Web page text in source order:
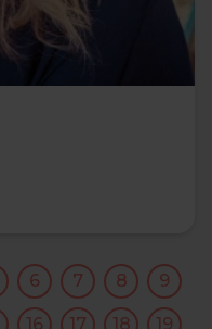
6 7 8 9
16 17 18 19